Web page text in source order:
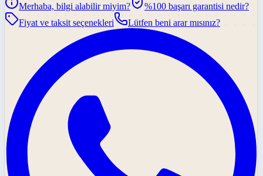
Merhaba, bilgi alabilir miyim?
%100 başarı garantisi nedir?
Fiyat ve taksit seçenekleri
Lütfen beni arar mısınız?